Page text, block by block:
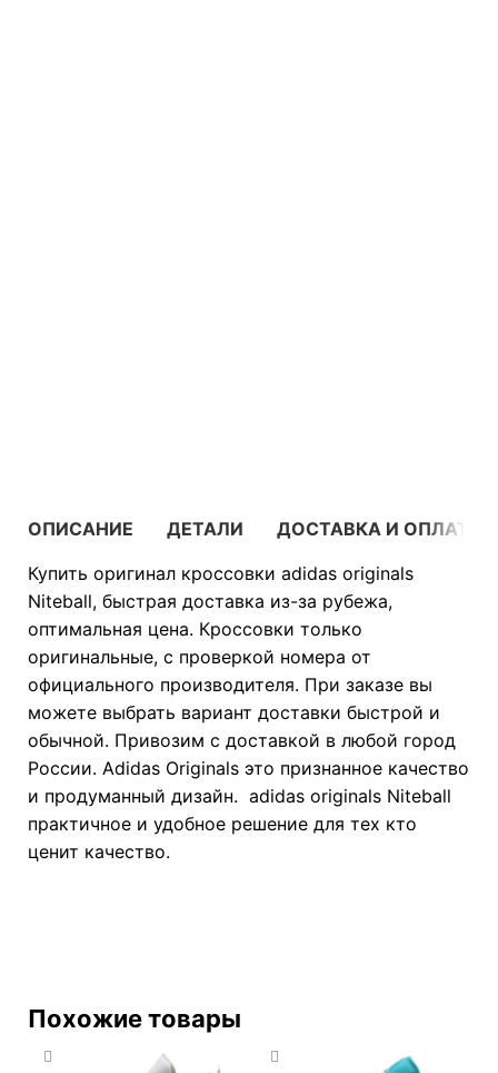
ОПИСАНИЕ ДЕТАЛИ
ДОСТАВКА И ОПЛАТА
Купить оригинал кроссовки adidas originals
Niteball, быстрая доставка из-за рубежа,
оптимальная цена. Кроссовки только
оригинальные, с проверкой номера от
официального производителя. При заказе вы
можете выбрать вариант доставки быстрой и
обычной. Привозим с доставкой в любой город
России. Adidas Originals это признанное качество
и продуманный дизайн. adidas originals Niteball
практичное и удобное решение для тех кто
ценит качество.
Похожие товары